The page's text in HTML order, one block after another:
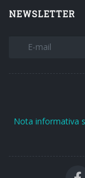
NEWSLETTER
Nota informativa